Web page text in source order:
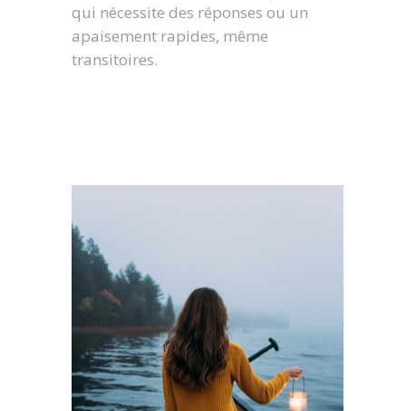
qui nécessite des réponses ou un
apaisement rapides, même
transitoires.